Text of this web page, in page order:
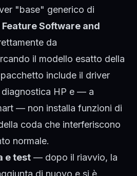
"base" generico di
Feature Software and
da
il modello esatto della
include il driver
HP e — a
— non installa funzioni di
coda che interferiscono
normale.
e test — dopo il riavvio, la
di nuovo e si è